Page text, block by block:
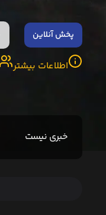
پخش آنلاین
اطلاعات بیشتر
خبری نیست